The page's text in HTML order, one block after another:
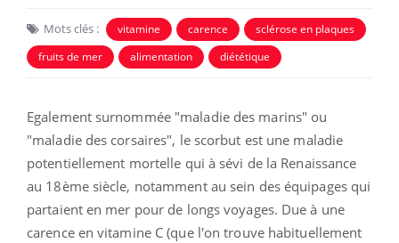
Mots clés : vitamine carence
sclérose en plaques
fruits de mer
alimentation diététique
Egalement surnommée "maladie des marins" ou
"maladie des corsaires", le scorbut est une maladie
potentiellement mortelle qui à sévi de la Renaissance
au 18ème siècle, notamment au sein des équipages qui
partaient en mer pour de longs voyages. Due à une
carence en vitamine C (que l'on trouve habituellement